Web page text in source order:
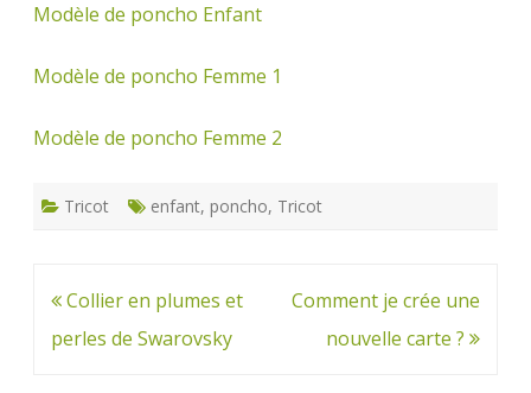
Modèle de poncho Enfant
Modèle de poncho Femme 1
Modèle de poncho Femme 2
Tricot enfant, poncho, Tricot
Navigation
de
Collier en plumes et
perles de Swarovsky
Comment je crée une
nouvelle carte ?